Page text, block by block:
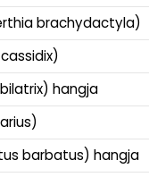
brachydactyla)
hangja
barbatus) hangja